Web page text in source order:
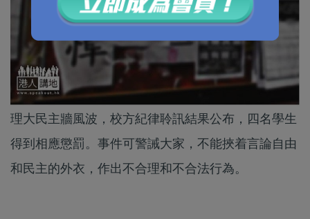
理大民主牆風波，校方紀律聆訊結果公布，四名學生
得到相應懲罰。事件可警誡大家，不能挾着言論自由
和民主的外衣，作出不合理和不合法行為。